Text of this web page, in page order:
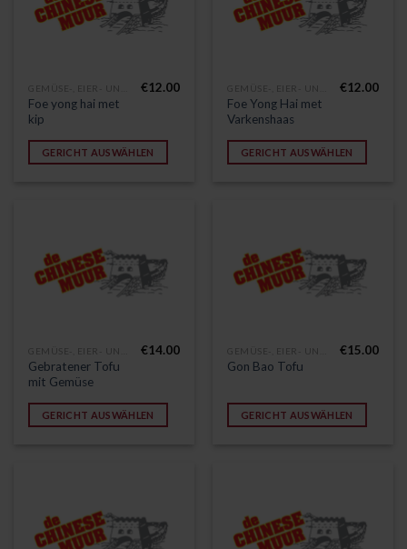
Foe yong hai met
kip
€12.00
GERICHT AUSWÄHLEN
Foe Yong Hai met
Varkenshaas
€12.00
GERICHT AUSWÄHLEN
Gebratener Tofu
mit Gemüse
€14.00
GERICHT AUSWÄHLEN
Gon Bao Tofu
€15.00
GERICHT AUSWÄHLEN